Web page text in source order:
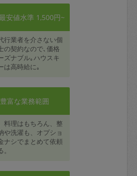
安値水準 1,500円~
行業者を介さない個
の契約なので､価格
ズナブル｡ハウスキ
は高時給に｡
豊富な業務範囲
料理はもちろん、整
や洗濯も、オプショ
ナシでまとめて依頼